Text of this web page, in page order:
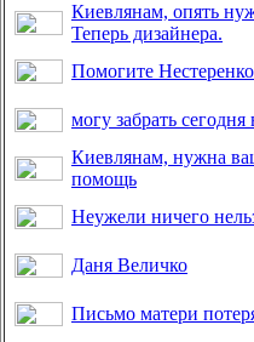
Киевлянам, опять
Теперь дизайнера.
Помогите
могу забрать
Киевлянам, нужна
помощь
Неужели ничего
Даня Величко
Письмо матери